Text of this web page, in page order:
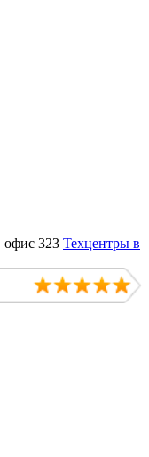
офис 323 Техцентры в